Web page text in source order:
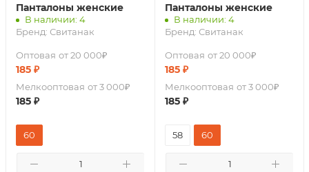
Панталоны женские
В наличии: 4
Бренд: Свитанак
Оптовая от 20 000₽
185 ₽
Мелкооптовая от 3 000₽
185 ₽
60
Панталоны женские
В наличии: 4
Бренд: Свитанак
Оптовая от 20 000₽
185 ₽
Мелкооптовая от 3 000₽
185 ₽
58 60